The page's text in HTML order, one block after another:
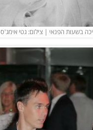
בשעות הפנאי | צילום: גטי אימג'ס